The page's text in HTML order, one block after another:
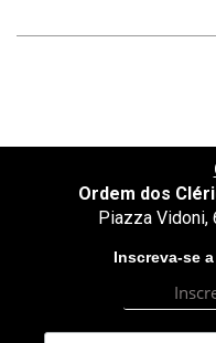
Ordem dos
Piazza Vidoni,
Inscreva-se